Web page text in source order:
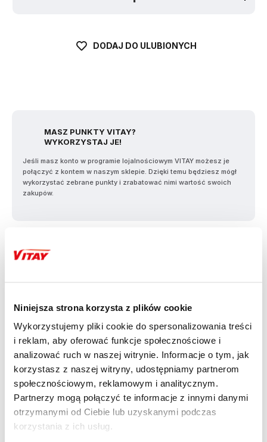
Niniejsza strona korzysta z plików cookie
Wykorzystujemy pliki cookie do spersonalizowania treści
i reklam, aby oferować funkcje społecznościowe i
analizować ruch w naszej witrynie. Informacje o tym, jak
korzystasz z naszej witryny, udostępniamy partnerom
społecznościowym, reklamowym i analitycznym.
Partnerzy mogą połączyć te informacje z innymi danymi
otrzymanymi od Ciebie lub uzyskanymi podczas
korzystania z ich usług.
DODAJ DO ULUBIONYCH
MASZ PUNKTY VITAY?
WYKORZYSTAJ JE!
Jeśli masz konto w programie lojalnościowym VITAY możesz je
połączyć z kontem w naszym sklepie. Dzięki temu będziesz mógł
wykorzystać zebrane punkty i zrabatować nimi wartość swoich
zakupów.
OPIS
ŁADOWARKA
SAMOCHODOWA BASEUS
MAGIC SERIES CAR
CHARGER 45W